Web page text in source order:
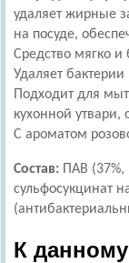
удаляет жирные
на посуде,
Средство мягко и
Удаляет
Подходит для
кухонной утвари,
С ароматом
Состав: ПАВ
сульфосукцинат
К